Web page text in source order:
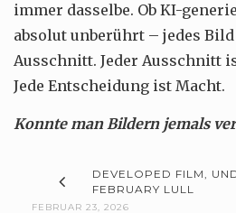
immer dasselbe. Ob KI-
absolut unberührt – jedes
Ausschnitt. Jeder Ausschnitt
Jede Entscheidung ist Macht.
Konnte man Bildern jemals
DEVELOPED FILM,
FEBRUARY LULL
FEBRUAR 23, 2026